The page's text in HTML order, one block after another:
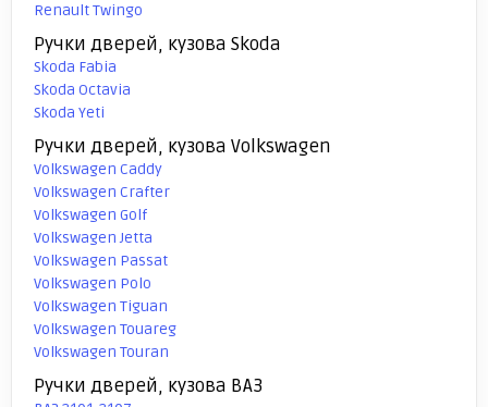
Renault Twingo
Ручки дверей, кузова Skoda
Skoda Fabia
Skoda Octavia
Skoda Yeti
Ручки дверей, кузова Volkswagen
Volkswagen Caddy
Volkswagen Crafter
Volkswagen Golf
Volkswagen Jetta
Volkswagen Passat
Volkswagen Polo
Volkswagen Tiguan
Volkswagen Touareg
Volkswagen Touran
Ручки дверей, кузова ВАЗ